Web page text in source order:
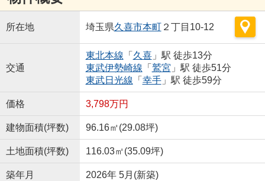
所在地 埼玉県久喜市本町２丁目10-12
交通
東北本線 「 久喜」駅 徒歩13分
東武伊勢崎線 「 鷲宮 」駅 徒歩51分
東武日光線 「 幸手」駅 徒歩59分
価格 3,798万円
建物面積(坪数) 96.16㎡(29.08坪)
土地面積(坪数) 116.03㎡(35.09坪)
築年月 2026年 5月(新築)